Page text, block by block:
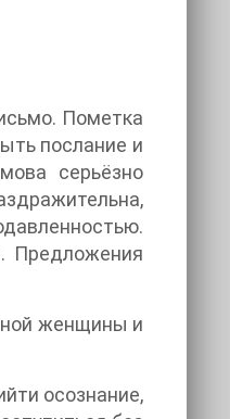
Пометка
послание и
серьёзно
Предложения
женщины и
осознание,